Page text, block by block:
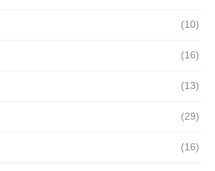
(10)
(16)
(13)
(29)
(16)